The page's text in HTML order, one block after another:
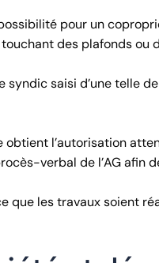
pour un
des plafonds ou
syndic saisi d’une telle
l’autorisation
verbal de l’AG afin
que les travaux soient